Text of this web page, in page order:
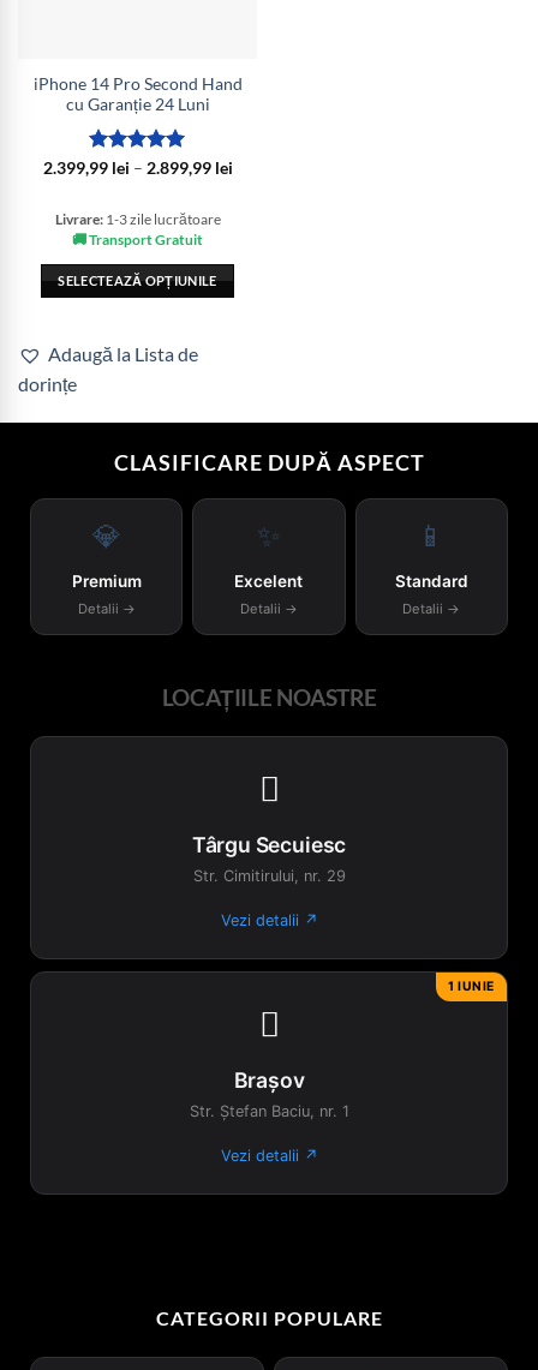
iPhone 14 Pro Second Hand
cu Garanție 24 Luni
Evaluat la
2.399,99 lei – 2.899,99 leiInterval
2.899,99 lei
Livrare:1-3 zile lucrătoare
🚚 Transport Gratuit
SELECTEAZĂ OPȚIUNILE
are
Opțiunile
pagina
Adaugă la Lista de
dorințe
CLASIFICARE DUPĂ ASPECT
💎
Premium
Detalii →
✨
Excelent
Detalii →
📱
Standard
Detalii →
LOCAȚIILE NOASTRE

Târgu Secuiesc
Str. Cimitirului, nr. 29
Vezi detalii ↗
1 IUNIE

Brașov
Str. Ștefan Baciu, nr. 1
Vezi detalii ↗
CATEGORII POPULARE